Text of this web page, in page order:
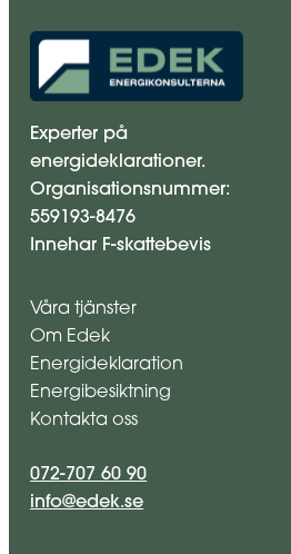
Experter på
energideklarationer.
Organisationsnummer:
559193-8476
Innehar F-skattebevis
Våra tjänster
Om Edek
Energideklaration
Energibesiktning
Kontakta oss
072-707 60 90
info@edek.se